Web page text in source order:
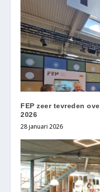
FEP zeer tevreden
2026
28 januari 2026